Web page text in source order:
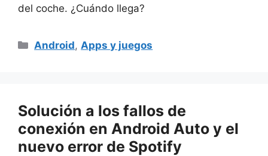
del coche. ¿Cuándo llega?
Categorías
Android, Apps y juegos
Solución a los fallos de
conexión en Android Auto y el
nuevo error de Spotify